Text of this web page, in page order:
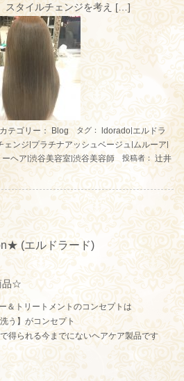
スタイルチェンジを考え […]
テゴリー： Blog タグ： ldorado エルドラ
ェンジ|プラチナアッシュベージュ | ムルーア|
ヘア|渋谷美容室|渋谷美容師 投稿者： 辻井
(エルドラード)
品☆
＆トリートメントのコンセプトは
う】がコンセプト
得られる今までにないヘアケア製品です